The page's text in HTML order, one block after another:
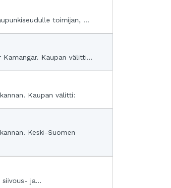
toimijan, ...
Kaupan välitti...
Kaupan välitti:
Keski-Suomen
ja...